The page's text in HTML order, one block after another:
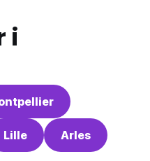
i
Lille Arles